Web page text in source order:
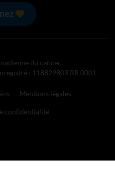
du cancer.
: 118829803 RR 0001
Mentions légales
confidentialité